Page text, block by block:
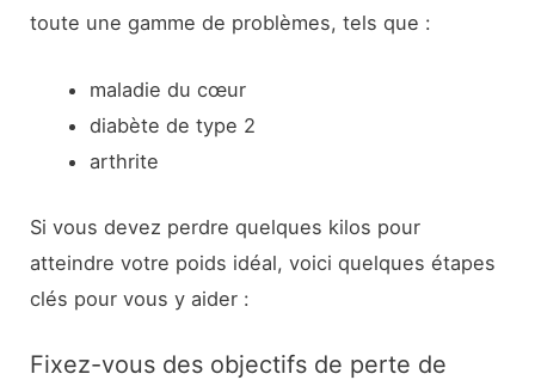
toute une gamme de problèmes, tels que :
maladie du cœur
diabète de type 2
arthrite
Si vous devez perdre quelques kilos pour
atteindre votre poids idéal, voici quelques étapes
clés pour vous y aider :
Fixez-vous des objectifs de perte de